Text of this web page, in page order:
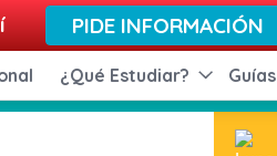
PIDE INFORMACIÓN
¿Qué Estudiar? Guías